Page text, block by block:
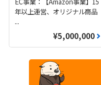
年以上運営、オリジナル商品
...
¥5,000,000